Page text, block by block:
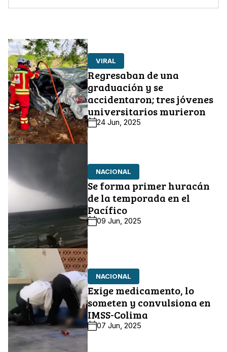
VIRAL
Regresaban de una
graduación y se
accidentaron; tres jóvenes
universitarios murieron
24 Jun, 2025
NACIONAL
Se forma primer huracán
de la temporada en el
Pacífico
09 Jun, 2025
NACIONAL
Exige medicamento, lo
someten y convulsiona en
IMSS-Colima
07 Jun, 2025